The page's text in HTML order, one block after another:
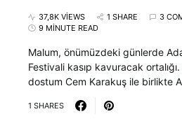
37,8K VIEWS 1 SHARE
3
9 MINUTE READ
Malum, önümüzdeki günlerde
Festivali kasıp kavuracak
dostum Cem Karakuş ile birlikte
1 SHARES